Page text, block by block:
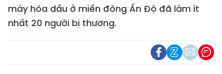
máy hóa dầu ở miền đông Ấn Độ đã làm ít
nhất 20 người bị thương.